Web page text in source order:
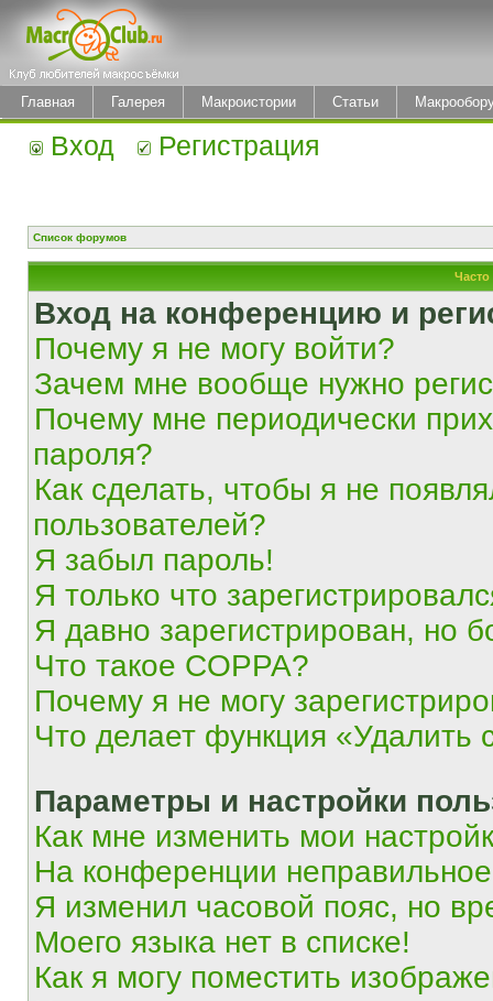
Главная Галерея Макроистории Статьи
Вход Регистрация
Список форумов
Вход на конференцию и
Почему я не могу войти?
Зачем мне вообще нужно
Почему мне периодически
пароля?
Как сделать, чтобы я не
пользователей?
Я забыл пароль!
Я только что
Я давно зарегистрирован, но
Что такое COPPA?
Почему я не могу
Что делает функция «Удалить
Параметры и настройки
Как мне изменить мои
На конференции
Я изменил часовой пояс, но
Моего языка нет в списке!
Как я могу поместить